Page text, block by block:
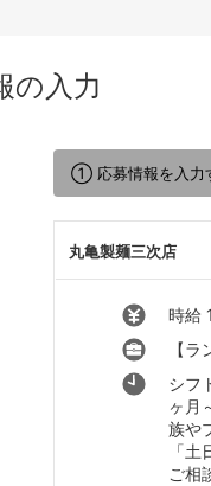
の入力
① 応募情報を入力
丸亀製麺三次店
時給
【
シフ
ヶ月
族や
「
ご相